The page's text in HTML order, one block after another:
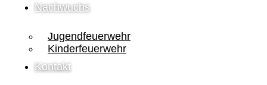
Nachwuchs
Jugendfeuerwehr
Kinderfeuerwehr
Kontakt